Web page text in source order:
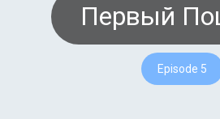
Первый
Episode 5